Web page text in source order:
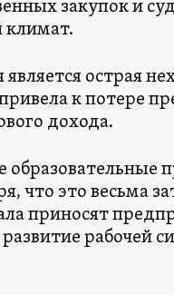
закупок и
климат.
острая
к потере
дохода.
образовательные
что это весьма
приносят
рабочей